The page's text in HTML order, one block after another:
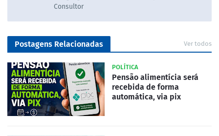
Consultor
Postagens Relacionadas Ver todos
POLÍTICA
Pensão alimentícia será
recebida de forma
automática, via pix